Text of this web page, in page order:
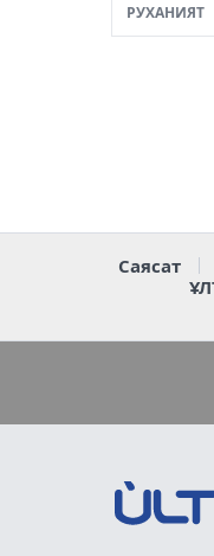
РУХАНИЯТ
Саясат